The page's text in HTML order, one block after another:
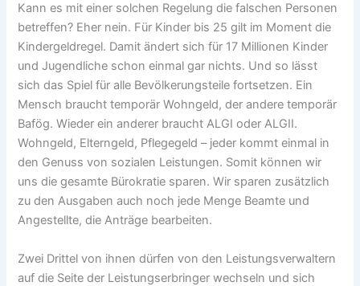
Kann es mit einer solchen Regelung die falschen Personen
betreffen? Eher nein. Für Kinder bis 25 gilt im Moment die
Kindergeldregel. Damit ändert sich für 17 Millionen Kinder
und Jugendliche schon einmal gar nichts. Und so lässt
sich das Spiel für alle Bevölkerungsteile fortsetzen. Ein
Mensch braucht temporär Wohngeld, der andere temporär
Bafög. Wieder ein anderer braucht ALGI oder ALGII.
Wohngeld, Elterngeld, Pflegegeld – jeder kommt einmal in
den Genuss von sozialen Leistungen. Somit können wir
uns die gesamte Bürokratie sparen. Wir sparen zusätzlich
zu den Ausgaben auch noch jede Menge Beamte und
Angestellte, die Anträge bearbeiten.
Zwei Drittel von ihnen dürfen von den Leistungsverwaltern
auf die Seite der Leistungserbringer wechseln und sich